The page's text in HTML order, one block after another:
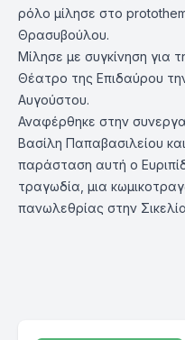
ρόλο μίλησε στο
Θρασυβούλου.
Μίλησε με συγκίνηση για
Θέατρο της Επιδαύρου
Αυγούστου.
Αναφέρθηκε στην
Βασίλη Παπαβασιλείου
παράσταση αυτή ο
τραγωδία, μια
πανωλεθρίας στην